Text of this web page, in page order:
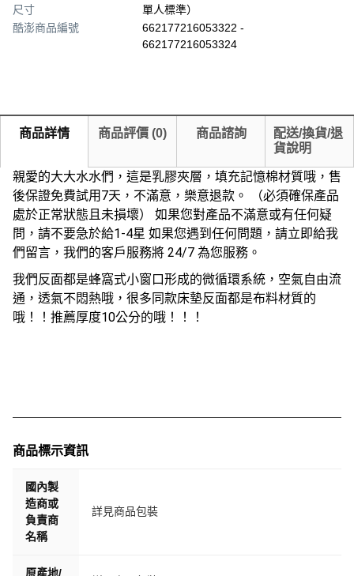
尺寸
單人標準）
酷澎商品編號
662177216053322 -
662177216053324
商品詳情 商品評價 (0) 商品諮詢
配送/換貨/退
貨說明
親愛的大大水水們，這是乳膠夾層，填充記憶棉材質哦，售
後保證免費試用7天，不滿意，樂意退款。 （必須確保產品
處於正常狀態且未損壞） 如果您對產品不滿意或有任何疑
問，請不要急於給1-4星 如果您遇到任何問題，請立即給我
們留言，我們的客戶服務將 24/7 為您服務。
我們反面都是蜂窩式小窗口形成的微循環系統，空氣自由流
通，透氣不悶熱哦，很多同款床墊反面都是布料材質的
哦！！推薦厚度10公分的哦！！！
商品標示資訊
國內製
造商或
負責商
名稱
詳見商品包裝
原產地/